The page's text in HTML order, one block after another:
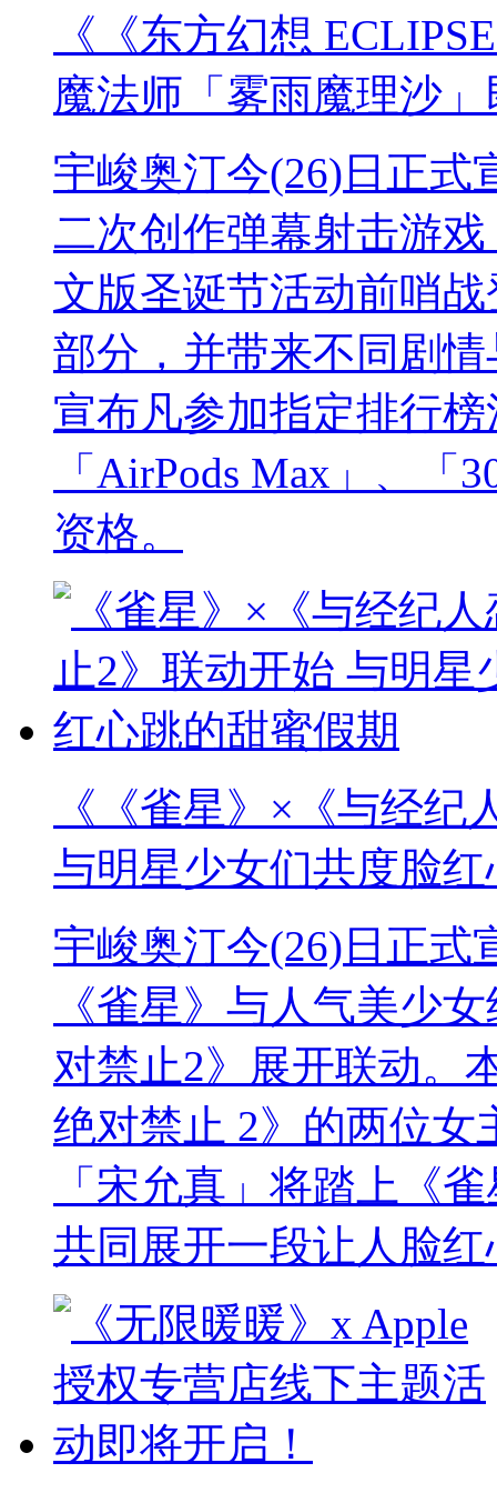
《《东方幻想
魔法师「雾雨魔理沙
宇峻奥汀今(26)日正式
二次创作弹幕射击游
文版圣诞节活动前哨
部分，并带来不同剧
宣布凡参加指定排行
「AirPods Max」、
资格。
《《雀星》×《与经
与明星少女们共度脸
宇峻奥汀今(26)日正式
《雀星》与人气美少
对禁止2》展开联动。
绝对禁止 2》的两位
「宋允真」将踏上《
共同展开一段让人脸